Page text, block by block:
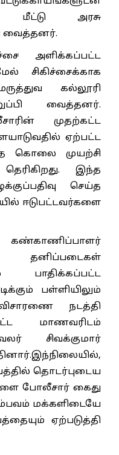
அரசு
வைத்தனர்.
அளிக்கப்பட்ட
சிகிச்சைக்காக
கல்லூரி
வைத்தனர்.
முதற்கட்ட
ஏற்பட்ட
கொலை முயற்சி
இந்த
செய்த
ஈடுபட்டவர்களை
பாதிக்கப்பட்ட
பள்ளியிலும்
நடத்தி
மாணவரிடம்
சிவக்குமார்
தொடர்புடைய
போலீசார் கைது
மக்களிடையே
ஏற்படுத்தி